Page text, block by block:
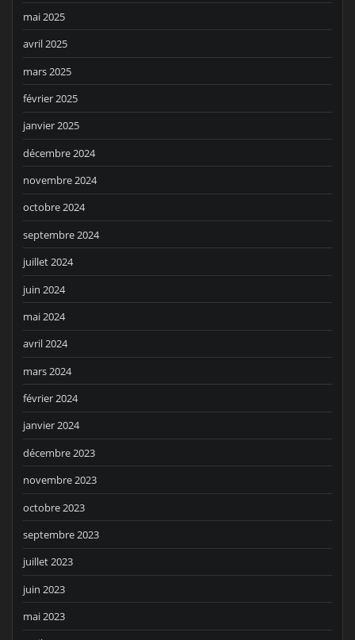
mai 2025
avril 2025
mars 2025
février 2025
janvier 2025
décembre 2024
novembre 2024
octobre 2024
septembre 2024
juillet 2024
juin 2024
mai 2024
avril 2024
mars 2024
février 2024
janvier 2024
décembre 2023
novembre 2023
octobre 2023
septembre 2023
juillet 2023
juin 2023
mai 2023